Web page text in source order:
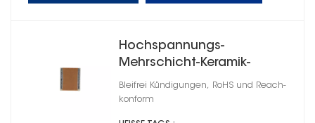
Hochspannungs-
Mehrschicht-Keramik-
Chipkondensatoren 0603
Bleifrei Kündigungen, RoHS und Reach-
konform